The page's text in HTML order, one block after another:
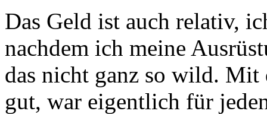
Das Geld ist auch relativ,
nachdem ich meine
das nicht ganz so wild.
gut, war eigentlich für